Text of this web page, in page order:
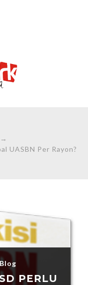
→
UASBN Per Rayon?
Blog
PERLU